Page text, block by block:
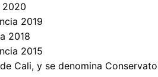
2020
2019
2018
2015
Cali, y se denomina